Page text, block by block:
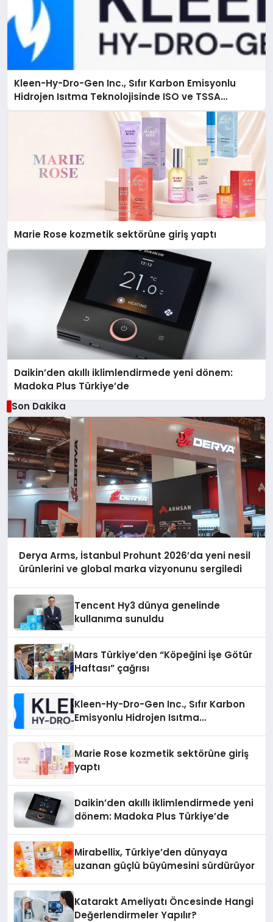
Kleen-Hy-Dro-Gen Inc., Sıfır Karbon Emisyonlu
Hidrojen Isıtma Teknolojisinde ISO ve TSSA
Düzenleyici Onaylarını Aldı
Marie Rose kozmetik sektörüne giriş yaptı
Daikin’den akıllı iklimlendirmede yeni dönem:
Madoka Plus Türkiye’de
Son Dakika
Derya Arms, İstanbul Prohunt 2026’da yeni nesil
ürünlerini ve global marka vizyonunu sergiledi
Tencent Hy3 dünya genelinde
kullanıma sunuldu
Mars Türkiye’den “Köpeğini İşe Götür
Haftası” çağrısı
Kleen-Hy-Dro-Gen Inc., Sıfır Karbon
Emisyonlu Hidrojen Isıtma
Marie Rose kozmetik sektörüne giriş
yaptı
Daikin’den akıllı iklimlendirmede yeni
dönem: Madoka Plus Türkiye’de
Mirabellix, Türkiye’den dünyaya
uzanan güçlü büyümesini sürdürüyor
Katarakt Ameliyatı Öncesinde Hangi
Değerlendirmeler Yapılır?